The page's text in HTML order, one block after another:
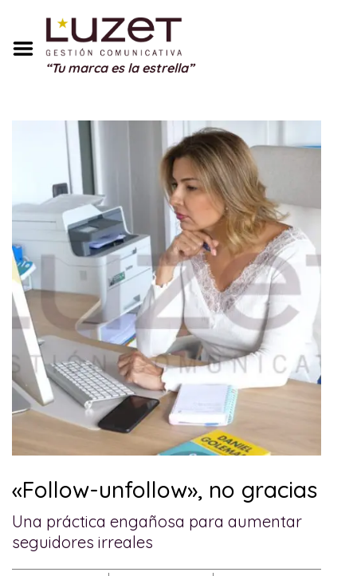
“Tu marca es la estrella”
«Follow-unfollow», no gracias
Una práctica engañosa para aumentar
seguidores irreales
Inicio
Sobre Mí
Portfolio
Testimonios
Regalos
Contacto